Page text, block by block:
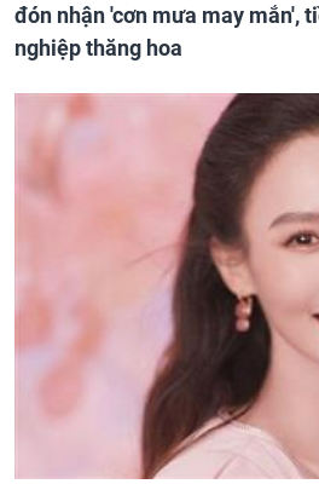
đón nhận 'cơn mưa may mắn',
nghiệp thăng hoa